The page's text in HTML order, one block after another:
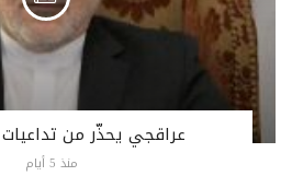
عراقجي يحذّر من
منذ 5 أيام